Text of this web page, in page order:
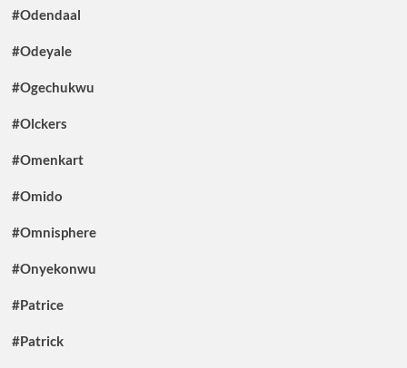
#Odendaal
#Odeyale
#Ogechukwu
#Olckers
#Omenkart
#Omido
#Omnisphere
#Onyekonwu
#Patrice
#Patrick